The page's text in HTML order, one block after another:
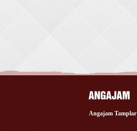
Angajam Tamplar